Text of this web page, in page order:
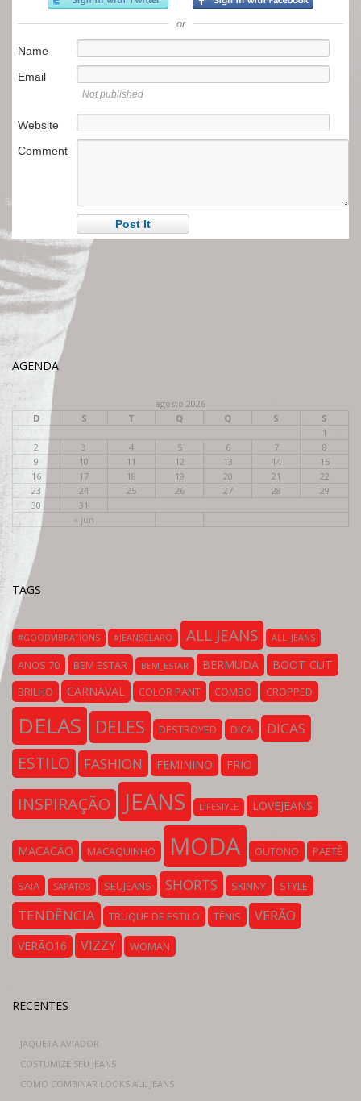
or
Name
Email
Not published
Website
Comment
AGENDA
agosto 2026
D
S T Q Q S S
« jun
1
2
3 4 5 6 7
8
9
10 11 12 13 14
15
16
17 18 19 20 21
22
23
24 25 26 27 28
29
30
31
TAGS
#GOODVIBRATIONS #JEANSCLARO ALL JEANS ALL_JEANS
ANOS 70 BEM ESTAR BEM_ESTAR BERMUDA BOOT CUT
BRILHO CARNAVAL COLOR PANT COMBO CROPPED
DELAS DELES DESTROYED DICA DICAS
ESTILO FASHION FEMININO FRIO
INSPIRAÇÃO JEANS LIFESTYLE LOVEJEANS
MACACÃO MACAQUINHO MODA OUTONO PAETÊ
SAIA SAPATOS SEUJEANS SHORTS SKINNY STYLE
TENDÊNCIA TRUQUE DE ESTILO TÊNIS VERÃO
VERÃO16 VIZZY WOMAN
RECENTES
JAQUETA AVIADOR
COSTUMIZE SEU JEANS
COMO COMBINAR LOOKS ALL JEANS